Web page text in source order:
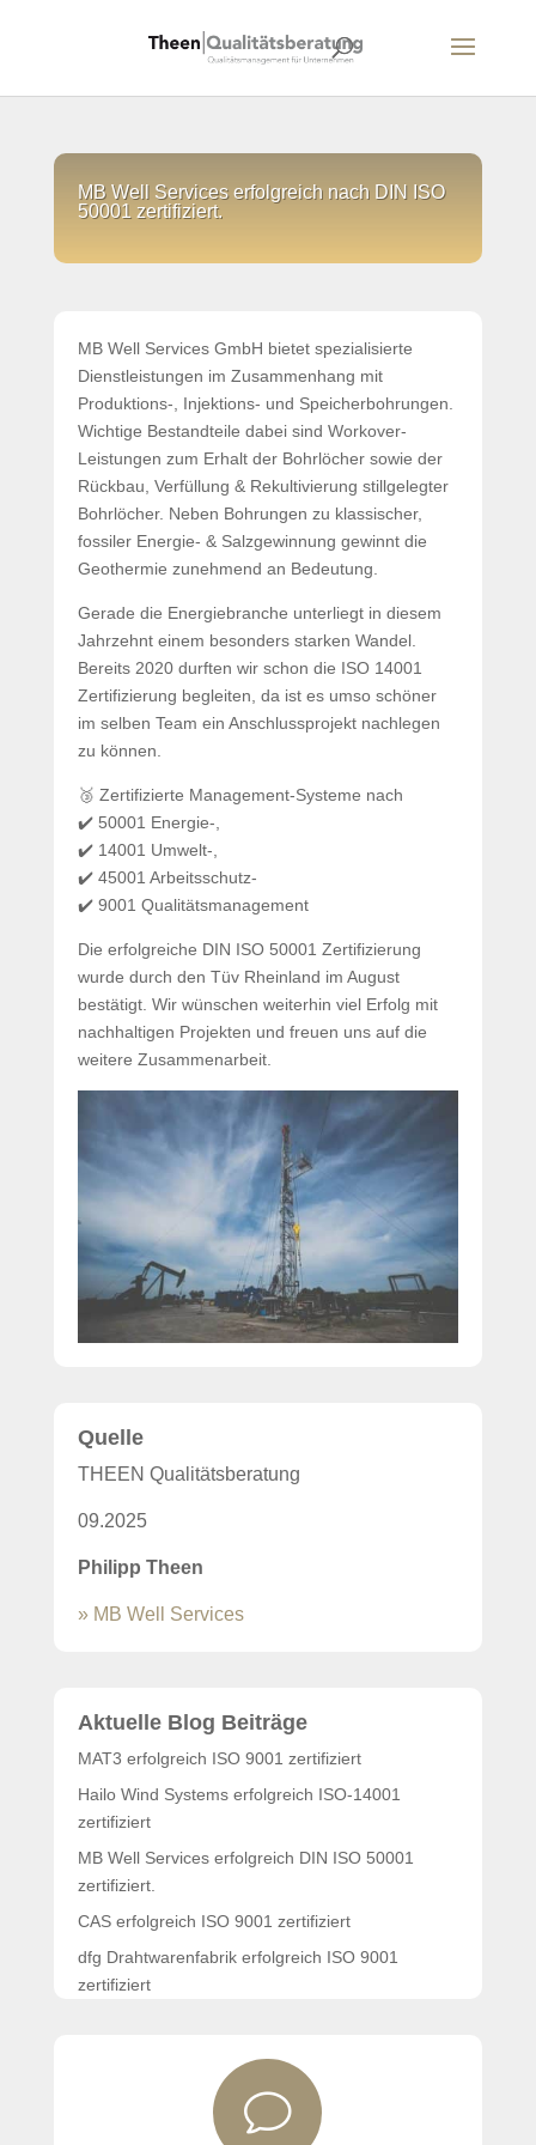
MB Well Services erfolgreich nach DIN ISO
50001 zertifiziert.
MB Well Services GmbH bietet spezialisierte
Dienstleistungen im Zusammenhang mit
Produktions-, Injektions- und Speicherbohrungen.
Wichtige Bestandteile dabei sind Workover-
Leistungen zum Erhalt der Bohrlöcher sowie der
Rückbau, Verfüllung & Rekultivierung stillgelegter
Bohrlöcher. Neben Bohrungen zu klassischer,
fossiler Energie- & Salzgewinnung gewinnt die
Geothermie zunehmend an Bedeutung.
Gerade die Energiebranche unterliegt in diesem
Jahrzehnt einem besonders starken Wandel.
Bereits 2020 durften wir schon die ISO 14001
Zertifizierung begleiten, da ist es umso schöner
im selben Team ein Anschlussprojekt nachlegen
zu können.
🥉 Zertifizierte Management-Systeme nach
✔️ 50001 Energie-,
✔️ 14001 Umwelt-,
✔️ 45001 Arbeitsschutz-
✔️ 9001 Qualitätsmanagement
Die erfolgreiche DIN ISO 50001 Zertifizierung
wurde durch den Tüv Rheinland im August
bestätigt. Wir wünschen weiterhin viel Erfolg mit
nachhaltigen Projekten und freuen uns auf die
weitere Zusammenarbeit.
Quelle
THEEN Qualitätsberatung
09.2025
Philipp Theen
» MB Well Services
Aktuelle Blog Beiträge
MAT3 erfolgreich ISO 9001 zertifiziert
Hailo Wind Systems erfolgreich ISO-14001
zertifiziert
MB Well Services erfolgreich DIN ISO 50001
zertifiziert.
CAS erfolgreich ISO 9001 zertifiziert
dfg Drahtwarenfabrik erfolgreich ISO 9001
zertifiziert
v